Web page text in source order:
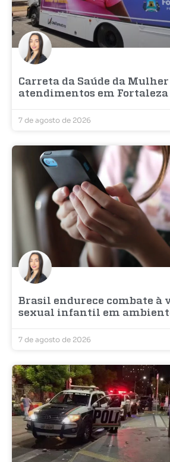
Carreta da Saúde da Mulher
atendimentos em Fortaleza
7 de agosto de 2026
Brasil endurece combate à
sexual infantil em
7 de agosto de 2026